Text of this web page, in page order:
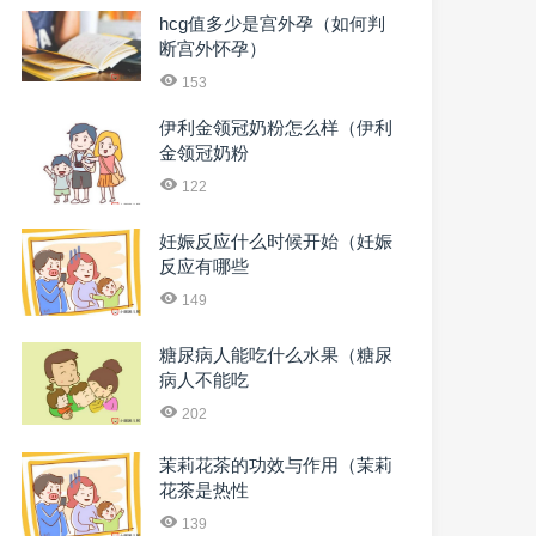
hcg值多少是宫外孕（如何判
断宫外怀孕）
153
伊利金领冠奶粉怎么样（伊利
金领冠奶粉
122
妊娠反应什么时候开始（妊娠
反应有哪些
149
糖尿病人能吃什么水果（糖尿
病人不能吃
202
茉莉花茶的功效与作用（茉莉
花茶是热性
139